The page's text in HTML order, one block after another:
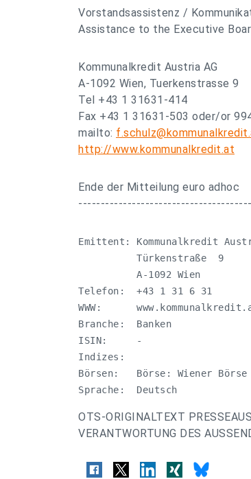
Vorstandsassistenz /
Assistance to the Executive
Kommunalkredit Austria AG
A-1092 Wien, Tuerkenstrasse 9
Tel +43 1 31631-414
Fax +43 1 31631-503 oder/or
mailto:
http://www.kommunalkredit.at
Ende der Mitteilung euro adhoc
Emittent: Kommunalkredit
          Türkenstraße  9
          A-1092 Wien
Telefon:  +43 1 31 6 31
WWW:
Branche:  Banken
ISIN:     -
Indizes:
Börsen:   Börse: Wiener Börse
Sprache:  Deutsch
OTS-ORIGINALTEXT
VERANTWORTUNG DES